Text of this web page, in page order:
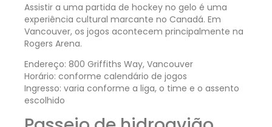
Assistir a uma partida de hockey no gelo é uma
experiência cultural marcante no Canadá. Em
Vancouver, os jogos acontecem principalmente na
Rogers Arena.
Endereço: 800 Griffiths Way, Vancouver
Horário: conforme calendário de jogos
Ingresso: varia conforme a liga, o time e o assento
escolhido